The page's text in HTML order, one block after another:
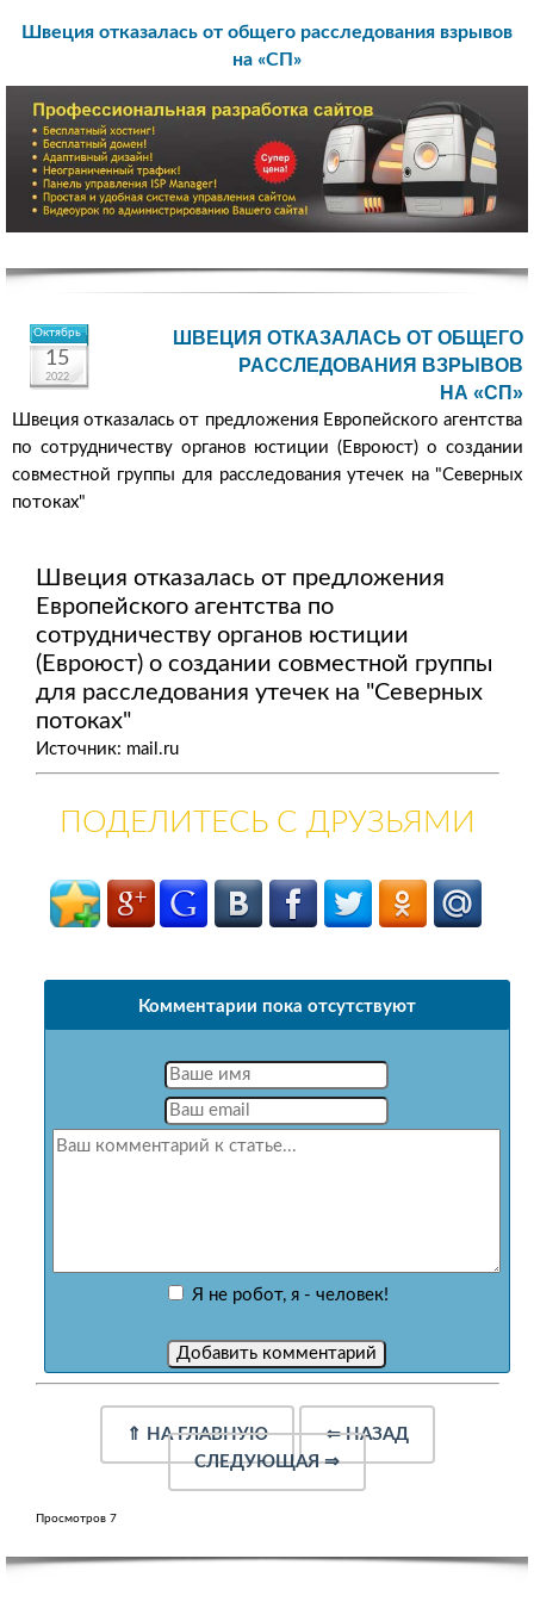
Швеция отказалась от общего расследования взрывов
на «СП»
Октябрь
15
2022
ШВЕЦИЯ ОТКАЗАЛАСЬ ОТ ОБЩЕГО
РАССЛЕДОВАНИЯ ВЗРЫВОВ
НА «СП»
Швеция отказалась от предложения Европейского агентства
по сотрудничеству органов юстиции (Евроюст) о создании
совместной группы для расследования утечек на "Северных
потоках"
Швеция отказалась от предложения
Европейского агентства по
сотрудничеству органов юстиции
(Евроюст) о создании совместной группы
для расследования утечек на "Северных
потоках"
Источник: mail.ru
ПОДЕЛИТЕСЬ С ДРУЗЬЯМИ
Комментарии пока отсутствуют
Я не робот, я - человек!
⇑ НА ГЛАВНУЮ ⇐НАЗАД
СЛЕДУЮЩАЯ⇒
Просмотров 7